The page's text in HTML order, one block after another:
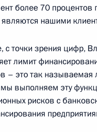
года, понедельник
13:40 Москва, Кремль
года, пятница
более 70 процентов
нашими
с точки зрения цифр,
лимит
– это так называемая
выполняем эту
рисков с